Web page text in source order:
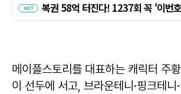
메이플스토리를 대표하는 캐릭터 주
이 선두에 서고, 브라운테니·핑크테니